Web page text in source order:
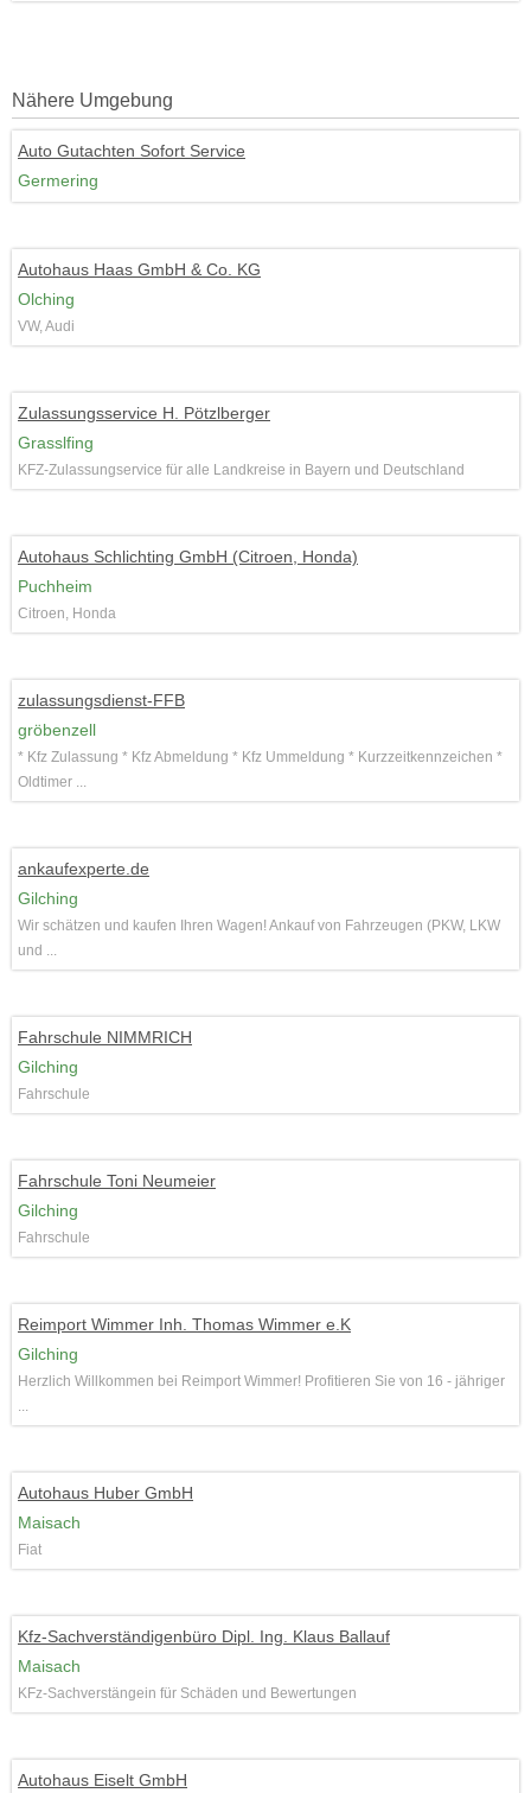
Nähere Umgebung
Auto Gutachten Sofort Service
Germering
Autohaus Haas GmbH & Co. KG
Olching
VW, Audi
Zulassungsservice H. Pötzlberger
Grasslfing
KFZ-Zulassungservice für alle Landkreise in Bayern und Deutschland
Autohaus Schlichting GmbH (Citroen, Honda)
Puchheim
Citroen, Honda
zulassungsdienst-FFB
gröbenzell
* Kfz Zulassung * Kfz Abmeldung * Kfz Ummeldung * Kurzzeitkennzeichen *
Oldtimer ...
ankaufexperte.de
Gilching
Wir schätzen und kaufen Ihren Wagen! Ankauf von Fahrzeugen (PKW, LKW
und ...
Fahrschule NIMMRICH
Gilching
Fahrschule
Fahrschule Toni Neumeier
Gilching
Fahrschule
Reimport Wimmer Inh. Thomas Wimmer e.K
Gilching
Herzlich Willkommen bei Reimport Wimmer! Profitieren Sie von 16 - jähriger
...
Autohaus Huber GmbH
Maisach
Fiat
Kfz-Sachverständigenbüro Dipl. Ing. Klaus Ballauf
Maisach
KFz-Sachverstängein für Schäden und Bewertungen
Autohaus Eiselt GmbH